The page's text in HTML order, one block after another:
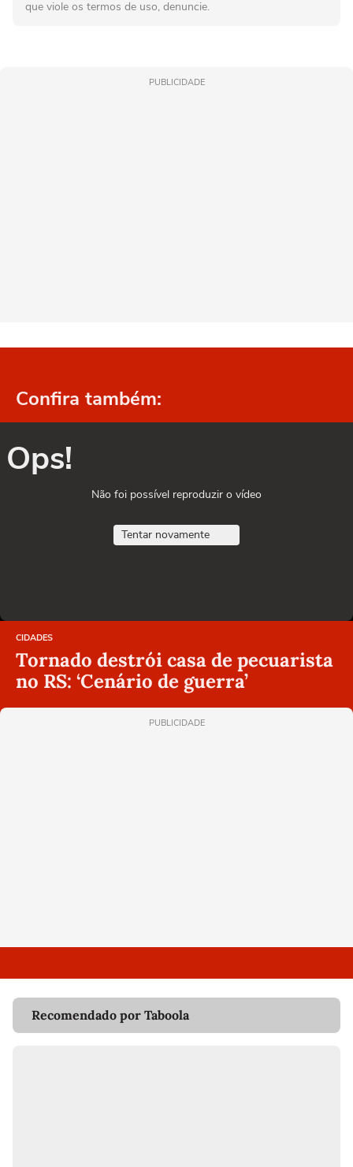
que viole os termos de uso, denuncie.
PUBLICIDADE
Confira também:
Ops!
Não foi possível reproduzir o vídeo
Tentar novamente
CIDADES
Tornado destrói casa de pecuarista
no RS: ‘Cenário de guerra’
PUBLICIDADE
Recomendado por Taboola